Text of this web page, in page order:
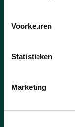
Voorkeuren
Statistieken
Marketing